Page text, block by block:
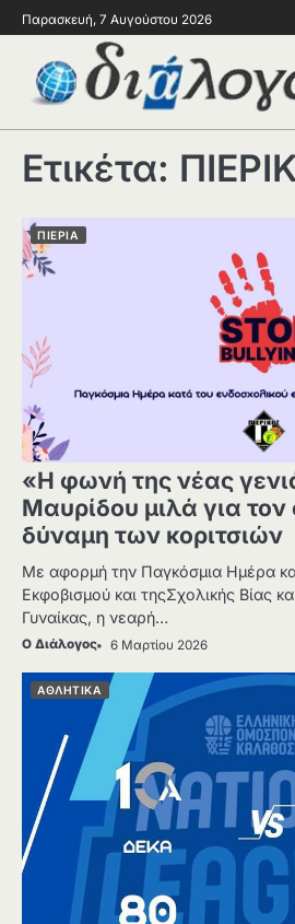
Παρασκευή, 7 Αυγούστου 2026
Ετικέτα:
ΠΙΕΡΙΑ
«Η φωνή της νέας
Μαυρίδου μιλά για τον
δύναμη των κοριτσιών
Με αφορμή την Παγκόσμια Ημέρα
Εκφοβισμού και τηςΣχολικής Βίας
Γυναίκας, η νεαρή…
Ο Διάλογος 6 Μαρτίου 2026
ΑΘΛΗΤΙΚΑ